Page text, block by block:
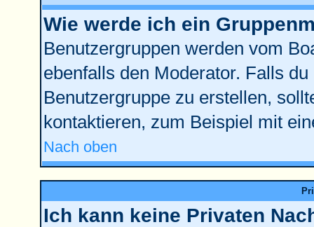
Wie werde ich ein
Benutzergruppen werden vom
ebenfalls den Moderator. Falls
Benutzergruppe zu erstellen,
kontaktieren, zum Beispiel mit
Nach oben
Ich kann keine Privaten